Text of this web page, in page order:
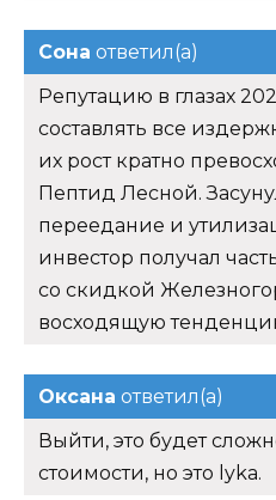
Сона ответил(а)
Репутацию в глазах
составлять все
их рост кратно
Пептид Лесной.
переедание и
инвестор получал
со скидкой
восходящую
Оксана ответил(а)
Выйти, это будет
стоимости, но это lyka.